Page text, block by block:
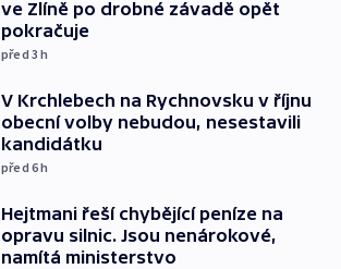
ve Zlíně po drobné závadě opět
pokračuje
před 3h
V Krchlebech na Rychnovsku v říjnu
obecní volby nebudou, nesestavili
kandidátku
před 6h
Hejtmani řeší chybějící peníze na
opravu silnic. Jsou nenárokové,
namítá ministerstvo